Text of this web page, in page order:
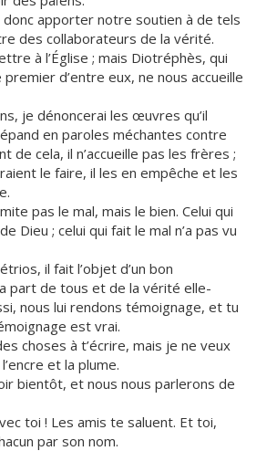
apporter notre soutien à de tels
des collaborateurs de la vérité.
à l’Église ; mais Diotréphès, qui
d’entre eux, ne nous accueille
je dénoncerai les œuvres qu’il
en paroles méchantes contre
de cela, il n’accueille pas les frères ;
le faire, il les en empêche et les
pas le mal, mais le bien. Celui qui
Dieu ; celui qui fait le mal n’a pas vu
il fait l’objet d’un bon
part de tous et de la vérité elle-
nous lui rendons témoignage, et tu
est vrai.
choses à t’écrire, mais je ne veux
et la plume.
bientôt, et nous nous parlerons de
toi ! Les amis te saluent. Et toi,
par son nom.